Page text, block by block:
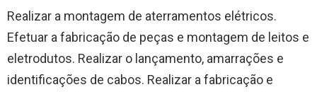
Realizar a montagem de aterramentos elétricos.
Efetuar a fabricação de peças e montagem de leitos e
eletrodutos. Realizar o lançamento, amarrações e
identificações de cabos. Realizar a fabricação e